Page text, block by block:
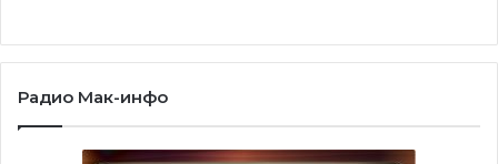
Радио Мак-инфо